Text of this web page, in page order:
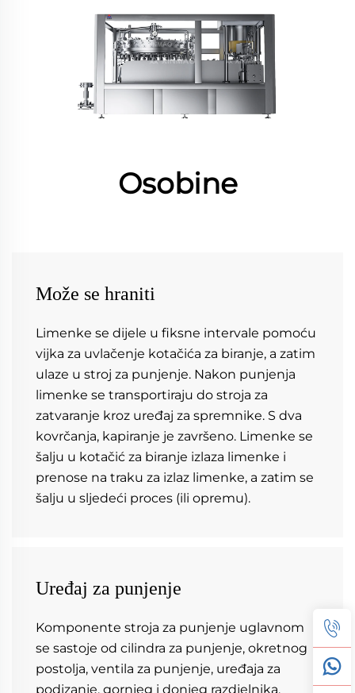
Osobine
Može se hraniti
Limenke se dijele u fiksne intervale pomoću
vijka za uvlačenje kotačića za biranje, a zatim
ulaze u stroj za punjenje. Nakon punjenja
limenke se transportiraju do stroja za
zatvaranje kroz uređaj za spremnike. S dva
kovrčanja, kapiranje je završeno. Limenke se
šalju u kotačić za biranje izlaza limenke i
prenose na traku za izlaz limenke, a zatim se
šalju u sljedeći proces (ili opremu).
Uređaj za punjenje
Komponente stroja za punjenje uglavnom
se sastoje od cilindra za punjenje, okretnog
postolja, ventila za punjenje, uređaja za
podizanje, gornjeg i donjeg razdjelnika,